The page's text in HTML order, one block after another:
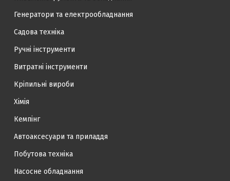
Генератори та електрообладнання
Садова техніка
Ручні інструменти
Витратні інструменти
Кріпильні вироби
Хімія
Кемпінг
Автоаксесуари та приладдя
Побутова техніка
Насосне обладнання